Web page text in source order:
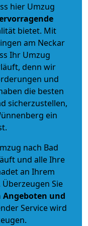
hier Umzug
bietet. Mit
am Neckar
Ihr Umzug
denn wir
und
die besten
sicherzustellen,
ein
nach Bad
und alle Ihre
an Ihrem
Sie
und
Service wird